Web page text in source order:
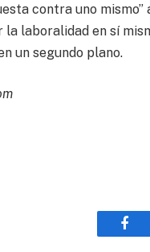
contra uno
laboralidad en sí
un segundo plano.